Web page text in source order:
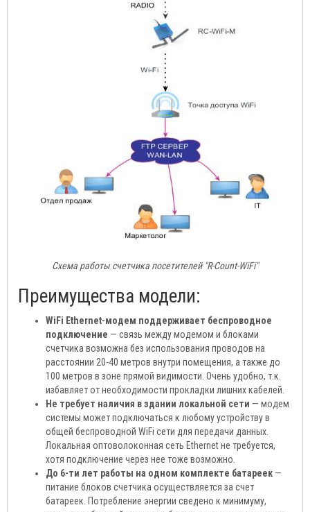
Схема работы счетчика посетителей "R-Count-WiFi"
Преимущества модели:
WiFi Ethernet-модем поддерживает беспроводное
подключение — связь между модемом и блоками
счетчика возможна без использования проводов на
расстоянии 20-40 метров внутри помещения, а также до
100 метров в зоне прямой видимости. Очень удобно, т.к.
избавляет от необходимости прокладки лишних кабелей.
Не требует наличия в здании локальной сети — модем
системы может подключаться к любому устройству в
общей беспроводной WiFi сети для передачи данных.
Локальная оптоволоконная сеть Ethernet не требуется,
хотя подключение через нее тоже возможно.
До 6-ти лет работы на одном комплекте батареек —
питание блоков счетчика осуществляется за счет
батареек. Потребление энергии сведено к минимуму,